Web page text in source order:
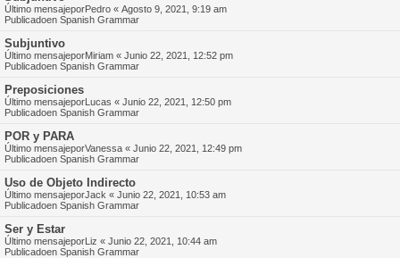
Último mensajeporPedro « Agosto 9, 2021, 9:19 am
Publicadoen Spanish Grammar
Subjuntivo
Último mensajeporMiriam « Junio 22, 2021, 12:52 pm
Publicadoen Spanish Grammar
Preposiciones
Último mensajeporLucas « Junio 22, 2021, 12:50 pm
Publicadoen Spanish Grammar
POR y PARA
Último mensajeporVanessa « Junio 22, 2021, 12:49 pm
Publicadoen Spanish Grammar
Uso de Objeto Indirecto
Último mensajeporJack « Junio 22, 2021, 10:53 am
Publicadoen Spanish Grammar
Ser y Estar
Último mensajeporLiz « Junio 22, 2021, 10:44 am
Publicadoen Spanish Grammar